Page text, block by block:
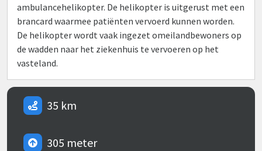
ambulancehelikopter. De helikopter is uitgerust met een
brancard waarmee patiënten vervoerd kunnen worden.
De helikopter wordt vaak ingezet omeilandbewoners op
de wadden naar het ziekenhuis te vervoeren op het
vasteland.
35 km
305 meter